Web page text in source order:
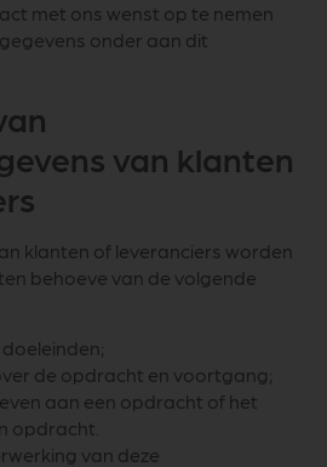
met ons wenst op te nemen
onder aan dit
van klanten
klanten of leveranciers worden
behoeve van de volgende
de opdracht en voortgang;
aan een opdracht of het
opdracht.
van deze